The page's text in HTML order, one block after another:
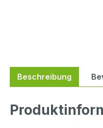
Beschreibung